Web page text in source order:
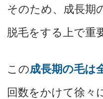
そのため、成長期
脱毛をする上で重
この成長期の毛は
回数をかけて徐々